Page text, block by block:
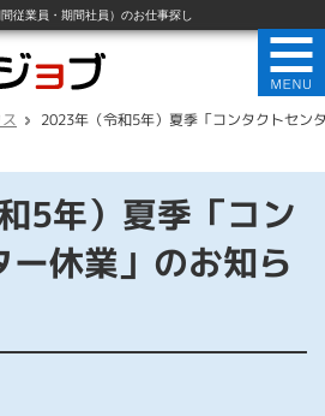
2023年（令和5年）夏季「コンタクトセン
5年）夏季「コン
ー休業」のお知ら